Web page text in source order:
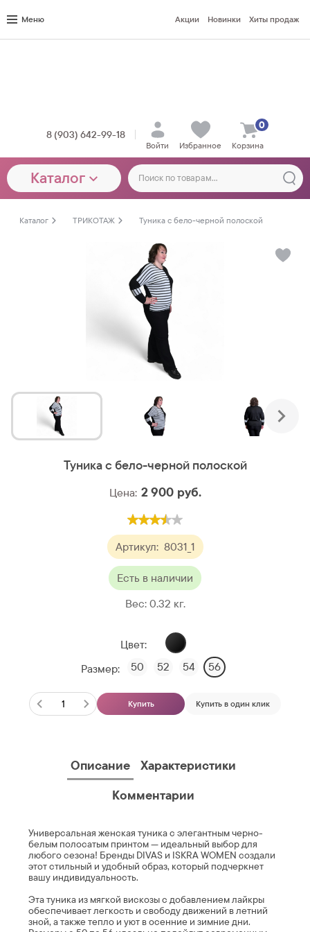
Меню Акции Новинки Хиты продаж
8 (903) 642-99-18
Войти Избранное Корзина
0
Каталог
Каталог ТРИКОТАЖ Туника с бело-черной полоской
Туника с бело-черной полоской
Артикул: 8031_1
Есть в наличии
Вес:0.32 кг.
Цена: 2 900 руб.
Цвет:
Размер:
50 52 54 56
Купить Купить в один клик
Описание
Характеристики
Комментарии
Универсальная женская туника с элегантным черно-
белым полосатым принтом — идеальный выбор для
любого сезона! Бренды DIVAS и ISKRA WOMEN создали
этот стильный и удобный образ, который подчеркнет
вашу индивидуальность.
Эта туника из мягкой вискозы с добавлением лайкры
обеспечивает легкость и свободу движений в летний
зной, а также тепло и уют в осенние и зимние дни.